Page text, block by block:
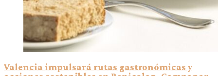
Valencia impulsará rutas gastronómicas y